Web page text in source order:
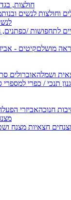
חולצות,
וחולצות לנשים ובנות
לתחפושות /כפתנים,
מושלםקיטים -
ושמלהאוברולים
תנכי / כפרי למספרי
חנוכהאביזרי
חצאיות מצנח